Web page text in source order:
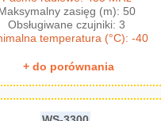
zasięg (m): 50
Obsługiwane czujniki: 3
temperatura (°C): -40
+ do porównania